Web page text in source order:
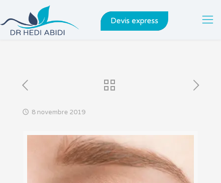
Devis express
8 novembre 2019